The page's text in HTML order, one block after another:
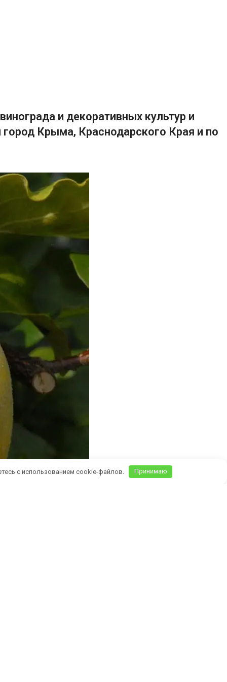
и декоративных культур и
Крыма, Краснодарского Края и по
с использованием cookie-файлов. Принимаю